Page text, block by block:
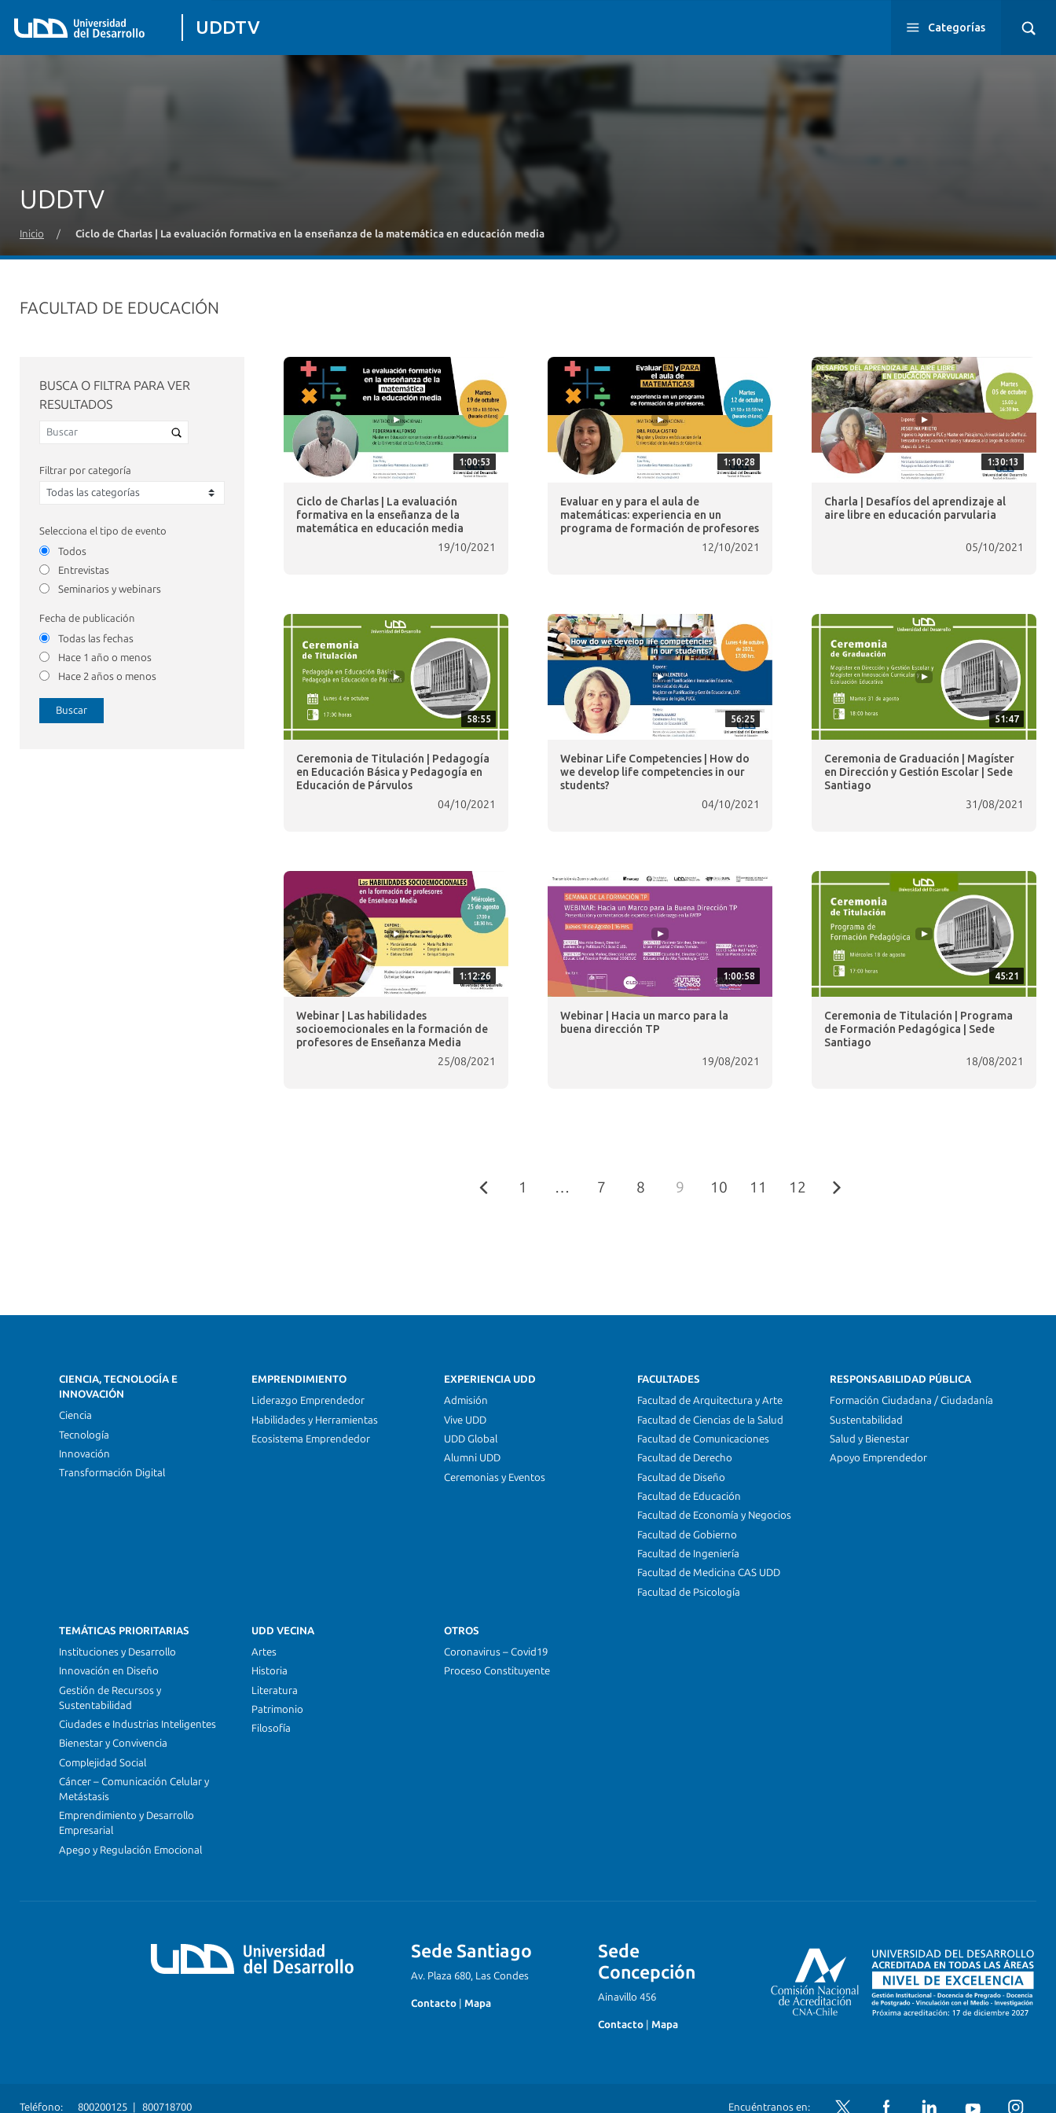
UDDTV Categorías
UDDTV
Inicio / Ciclo de Charlas | La evaluación formativa en la enseñanza de la matemática en educación media
FACULTAD DE EDUCACIÓN
BUSCA O FILTRA PARA VER
RESULTADOS
Filtrar por categoría
Selecciona el tipo de evento
Todos
Entrevistas
Seminarios y webinars
Fecha de publicación
Todas las fechas
Hace 1 año o menos
Hace 2 años o menos
Buscar
1:00:53
Ciclo de Charlas | La evaluación
formativa en la enseñanza de la
matemática en educación media
19/10/2021
1:10:28
Evaluar en y para el aula de
matemáticas: experiencia en un
programa de formación de profesores
12/10/2021
1:30:13
Charla | Desafíos del aprendizaje al
aire libre en educación parvularia
05/10/2021
58:55
Ceremonia de Titulación | Pedagogía
en Educación Básica y Pedagogía en
Educación de Párvulos
04/10/2021
56:25
Webinar Life Competencies | How do
we develop life competencies in our
students?
04/10/2021
51:47
Ceremonia de Graduación | Magíster
en Dirección y Gestión Escolar | Sede
Santiago
31/08/2021
1:12:26
Webinar | Las habilidades
socioemocionales en la formación de
profesores de Enseñanza Media
25/08/2021
1:00:58
Webinar | Hacia un marco para la
buena dirección TP
19/08/2021
45:21
Ceremonia de Titulación | Programa
de Formación Pedagógica | Sede
Santiago
18/08/2021
1 … 7 8 9 10 11 12
CIENCIA, TECNOLOGÍA E
INNOVACIÓN
Ciencia
Tecnología
Innovación
Transformación Digital
EMPRENDIMIENTO
Liderazgo Emprendedor
Habilidades y Herramientas
Ecosistema Emprendedor
EXPERIENCIA UDD
Admisión
Vive UDD
UDD Global
Alumni UDD
Ceremonias y Eventos
FACULTADES
Facultad de Arquitectura y Arte
Facultad de Ciencias de la Salud
Facultad de Comunicaciones
Facultad de Derecho
Facultad de Diseño
Facultad de Educación
Facultad de Economía y Negocios
Facultad de Gobierno
Facultad de Ingeniería
Facultad de Medicina CAS UDD
Facultad de Psicología
RESPONSABILIDAD PÚBLICA
Formación Ciudadana / Ciudadanía
Sustentabilidad
Salud y Bienestar
Apoyo Emprendedor
TEMÁTICAS PRIORITARIAS
Instituciones y Desarrollo
Innovación en Diseño
Gestión de Recursos y
Sustentabilidad
Ciudades e Industrias Inteligentes
Bienestar y Convivencia
Complejidad Social
Cáncer – Comunicación Celular y
Metástasis
Emprendimiento y Desarrollo
Empresarial
Apego y Regulación Emocional
UDD VECINA
Artes
Historia
Literatura
Patrimonio
Filosofía
OTROS
Coronavirus – Covid19
Proceso Constituyente
Sede Santiago
Av. Plaza 680, Las Condes
Contacto Mapa
Sede
Concepción
Ainavillo 456
Contacto Mapa
Teléfono: 800200125 800718700 Encuéntranos en: Twitter FacebookLinkedIn YouTube Instagram